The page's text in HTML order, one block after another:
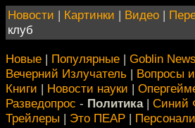
Новости | Картинки | Видео |
клуб
Новые | Популярные | Goblin News
Вечерний Излучатель | Вопросы
Книги | Новости науки |
Разведопрос - Политика| Синий
Трейлеры | Это ПЕАР |